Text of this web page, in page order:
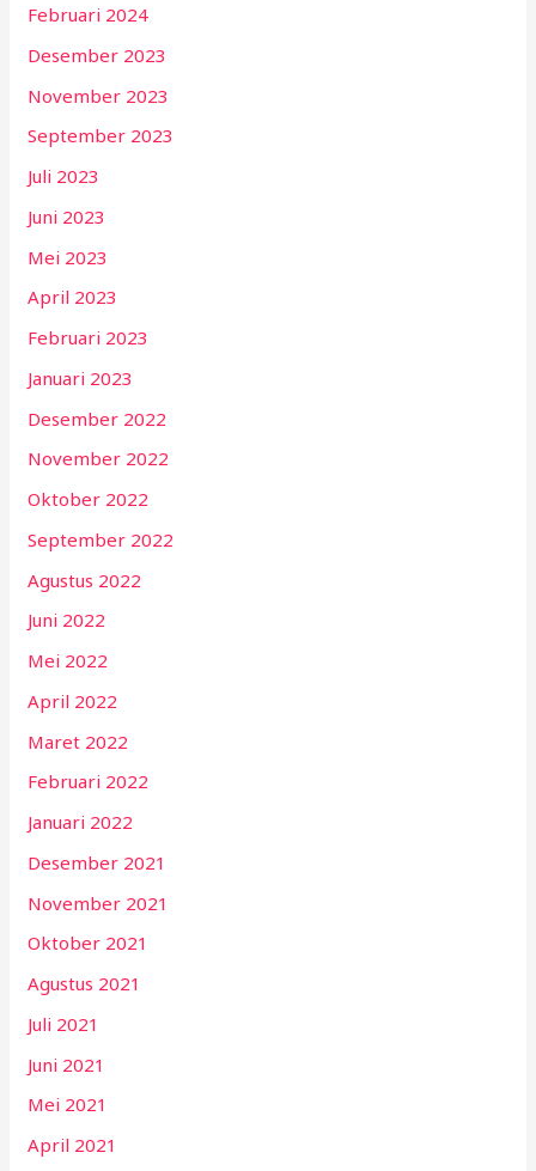
Februari 2024
Desember 2023
November 2023
September 2023
Juli 2023
Juni 2023
Mei 2023
April 2023
Februari 2023
Januari 2023
Desember 2022
November 2022
Oktober 2022
September 2022
Agustus 2022
Juni 2022
Mei 2022
April 2022
Maret 2022
Februari 2022
Januari 2022
Desember 2021
November 2021
Oktober 2021
Agustus 2021
Juli 2021
Juni 2021
Mei 2021
April 2021